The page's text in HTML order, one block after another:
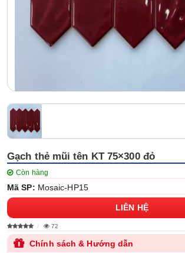
Gạch thẻ mũi tên KT 75×300 đỏ
Còn hàng
Mã SP: Mosaic-HP15
LIÊN HỆ
72
Chính sách & Hướng dẫn